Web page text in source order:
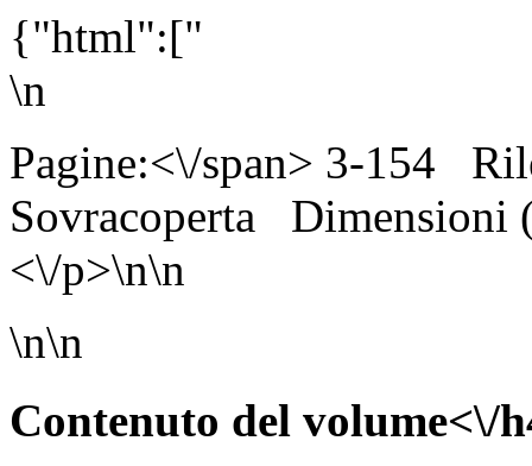
{"html":["
\n
Pagine:<\/span> 3-154
Sovracoperta Dimensioni
<\/p>\n\n
\n\n
Contenuto del volume<\/